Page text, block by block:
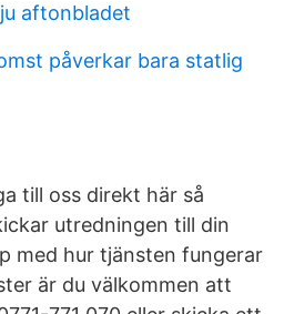
aftonbladet
påverkar bara statlig
till oss direkt här så
utredningen till din
med hur tjänsten fungerar
är du välkommen att